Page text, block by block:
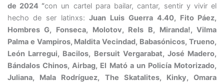
de 2024“con un cartel para bailar, cantar, sentir y vivir el
hecho de ser latinxs: Juan Luis Guerra 4.40, Fito Páez,
Hombres G, Fonseca, Molotov, Rels B, Miranda!, Vilma
Palma e Vampiros, Maldita Vecindad, Babasónicos, Trueno,
León Larregui, Bacilos, Bersuit Vergarabat, José Madero,
Bándalos Chinos, Airbag, El Mató a un Policía Motorizado,
Juliana, Mala Rodríguez, The Skatalites, Kinky, Omara